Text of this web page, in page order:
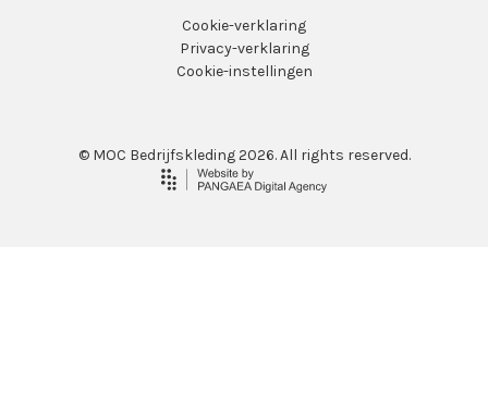
Cookie-verklaring
Privacy-verklaring
Cookie-instellingen
© MOC Bedrijfskleding 2026. All rights reserved.